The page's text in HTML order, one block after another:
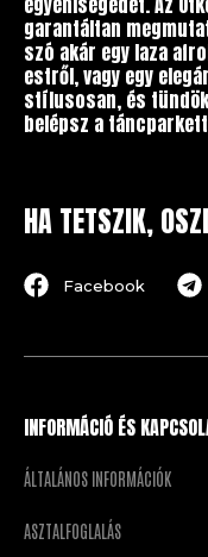
garantáltan
szó akár egy laza
estről, vagy egy
stílusosan, és
belépsz a
HA TETSZIK,
Facebook
INFORMÁCIÓ ÉS
ÁLTALÁNOS INFORMÁCIÓK
ASZTALFOGLALÁS